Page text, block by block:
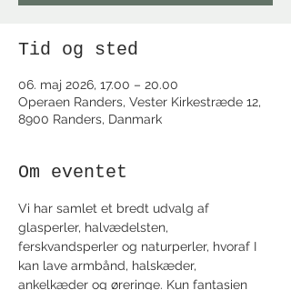
Tid og sted
06. maj 2026, 17.00 – 20.00
Operaen Randers, Vester Kirkestræde 12,
8900 Randers, Danmark
Om eventet
Vi har samlet et bredt udvalg af
glasperler, halvædelsten,
ferskvandsperler og naturperler, hvoraf I
kan lave armbånd, halskæder,
ankelkæder og øreringe. Kun fantasien